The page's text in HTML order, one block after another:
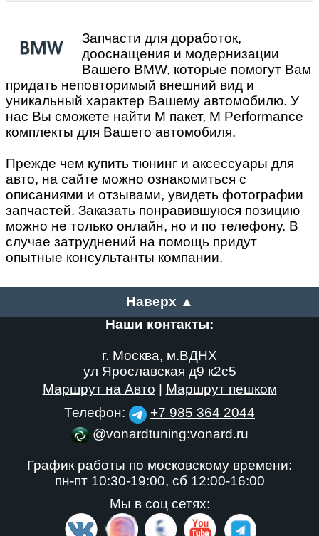
Запчасти для доработок,
дооснащения и модернизации
Вашего BMW, которые помогут Вам
придать неповторимый внешний вид и
уникальный характер Вашему автомобилю. У
нас Вы сможете найти М пакет, M Performance
комплекты для Вашего автомобиля.
Прежде чем купить тюнинг и аксессуары для
авто, на сайте можно ознакомиться с
описаниями и отзывами, увидеть фотографии
запчастей. Заказать понравившуюся позицию
можно не только онлайн, но и по телефону. В
случае затруднений на помощь придут
опытные консультанты компании.
Наверх ▲
Наши контакты:
г. Москва, м.ВДНХ
ул Ярославская д9 к2с5
Маршрут на Авто
Маршрут пешком
Телефон:
+7 985 364 2044
@vonardtuning:vonard.ru
График работы по московскому времени:
пн-пт 10:30-19:00, сб 12:00-16:00
Мы в соц сетях: